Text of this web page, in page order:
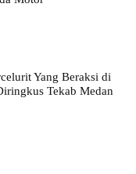
Yang Beraksi di
Tekab Medan